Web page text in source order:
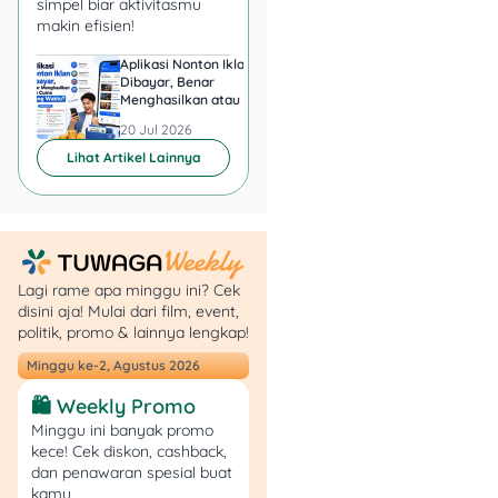
Pengeluaran:Biar nggak
kebablasan, selalu
ke mana uangmu pergi.
Bisa pakai aplikasi
keuangan atau catat
manual.
🍽 Masak Sendiri & Kurangi
Jajan di Luar:Beli kopi tiap
rumah—hemat banyak, lho!
🎯Belanja Cerdas, Jangan
Mudah Tergoda Promo:
Beli barang berkualitas
yang tahan lama lebih
worth itdaripada yang
murah tapi cepat rusak.
💳Hindari Utang
Konsumtif:Gunakan kartu
kredit buat kebutuhan
penting aja, jangan buat
simpel biar aktivitasmu
makin efisien!
Aplikasi Nonton Iklan
Dibayar, Benar
Menghasilkan atau Cuma
20 Jul 2026
Lihat Artikel Lainnya
Lagi rame apa minggu ini? Cek
disini aja! Mulai dari film, event,
politik, promo & lainnya lengkap!
Minggu ke-2, Agustus 2026
🛍️ Weekly Promo
Minggu ini banyak promo
kece! Cek diskon, cashback,
dan penawaran spesial buat
kamu